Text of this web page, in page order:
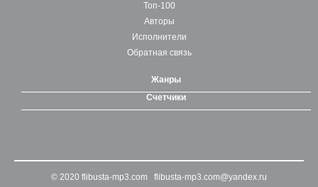
Топ-100
Авторы
Исполнители
Обратная связь
Жанры
Счетчики
© 2020 flibusta-mp3.com flibusta-mp3.com@yandex.ru